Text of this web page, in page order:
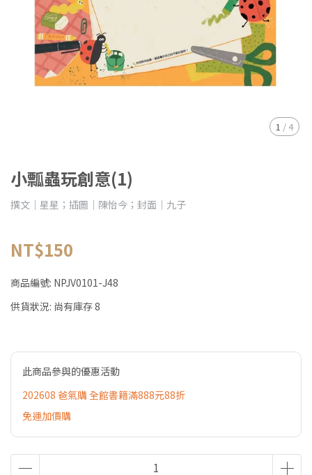
1 / 4
小瓢蟲玩創意(1)
撰文｜星星；插圖｜陳怡今；封面｜九子
NT$150
商品編號: NPJV0101-J48
供貨狀況: 尚有庫存 8
此商品參與的優惠活動
202608 爸氣購 全館書籍滿888元88折
免運加價購